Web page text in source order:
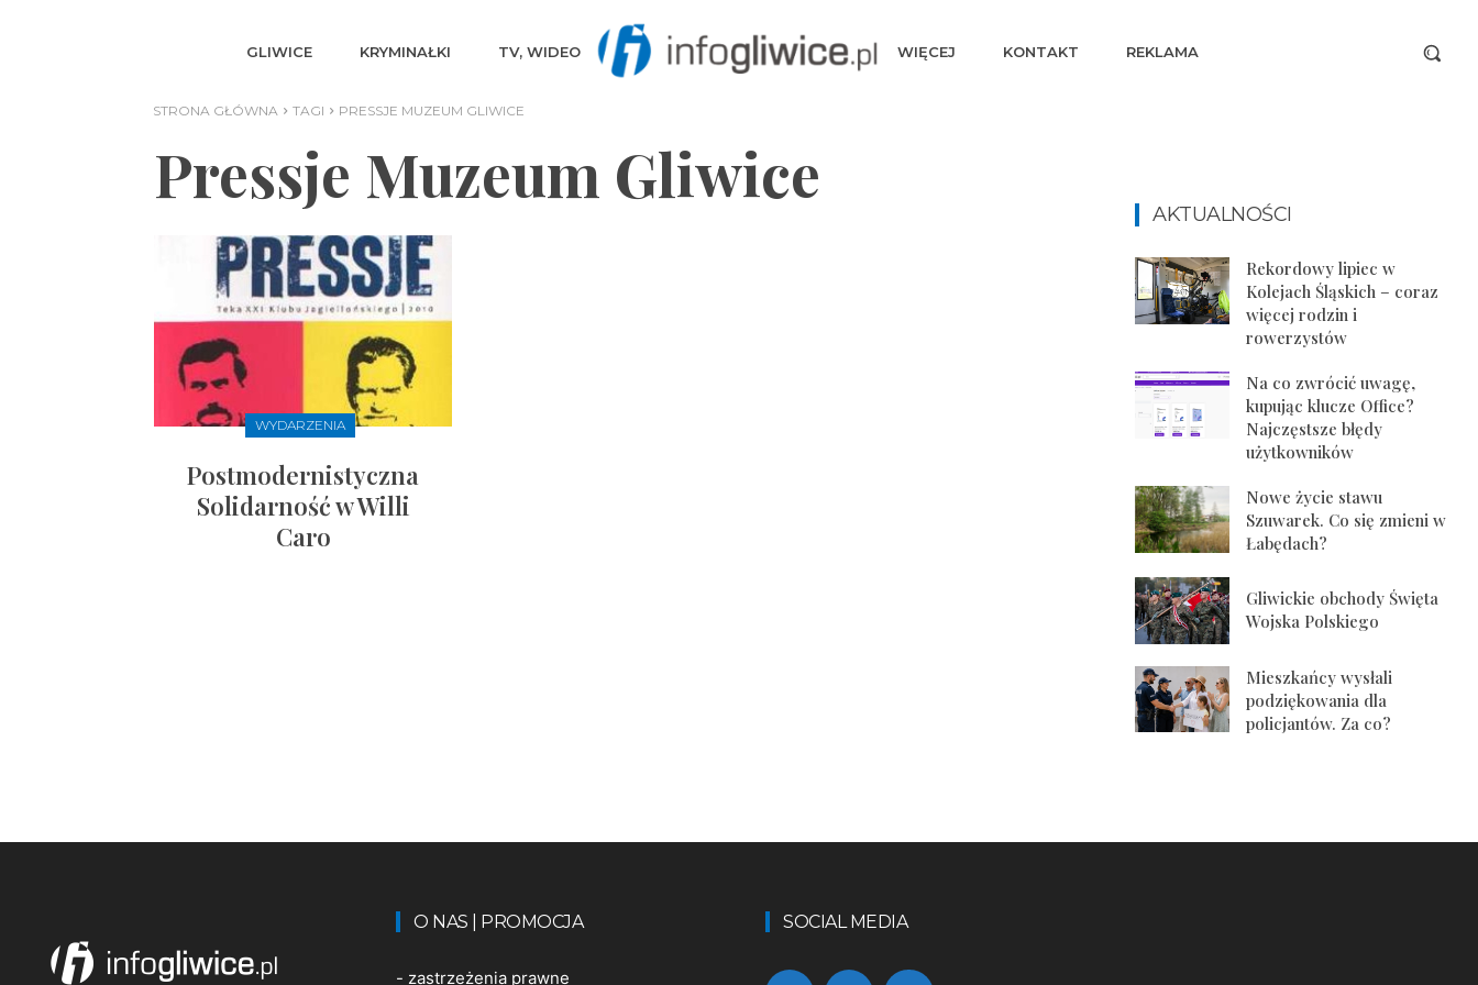
GLIWICE KRYMINAŁKI TV, WIDEO WIĘCEJ KONTAKT REKLAMA
STRONA GŁÓWNA TAGI PRESSJE MUZEUM GLIWICE
Pressje Muzeum Gliwice
WYDARZENIA
Postmodernistyczna
Solidarność w Willi
Caro
AKTUALNOŚCI
Rekordowy lipiec w
Kolejach Śląskich – coraz
więcej rodzin i
rowerzystów
Na co zwrócić uwagę,
kupując klucze Office?
Najczęstsze błędy
użytkowników
Nowe życie stawu
Szuwarek. Co się zmieni w
Łabędach?
Gliwickie obchody Święta
Wojska Polskiego
Mieszkańcy wysłali
podziękowania dla
policjantów. Za co?
O NAS | PROMOCJA
- zastrzeżenia prawne
SOCIAL MEDIA